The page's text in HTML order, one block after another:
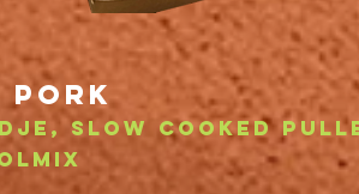
, slow cooked